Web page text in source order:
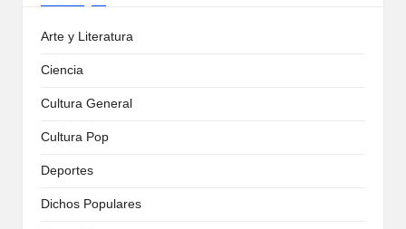
Arte y Literatura
Ciencia
Cultura General
Cultura Pop
Deportes
Dichos Populares